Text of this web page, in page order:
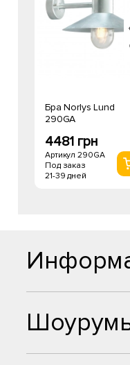
Бра Norlys Lund
290GA
4481 грн
Артикул 290GA
Под заказ
21-39 дней